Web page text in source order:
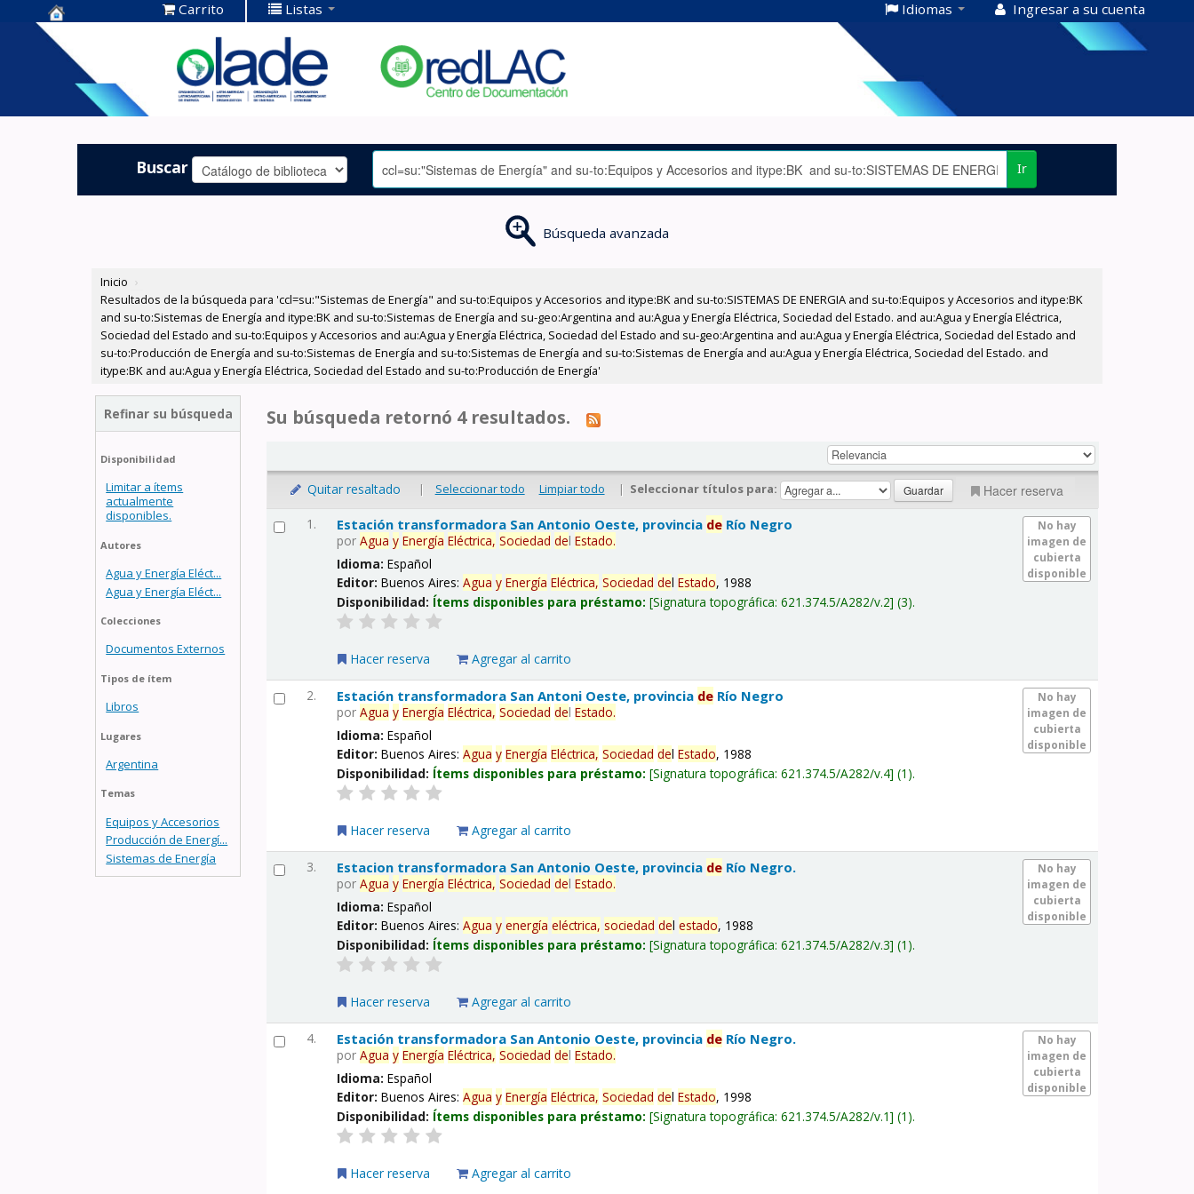
Centro de
Documentación
OLADE -
Carrito Listas Idiomas Ingresar a su cuenta
Buscar Ir
Búsqueda avanzada
Inicio ›
Resultados de la búsqueda para 'ccl=su:"Sistemas de Energía" and su-to:Equipos y Accesorios and itype:BK and su-to:SISTEMAS DE ENERGIA and su-to:Equipos y Accesorios and itype:BK
and su-to:Sistemas de Energía and itype:BK and su-to:Sistemas de Energía and su-geo:Argentina and au:Agua y Energía Eléctrica, Sociedad del Estado. and au:Agua y Energía Eléctrica,
Sociedad del Estado and su-to:Equipos y Accesorios and au:Agua y Energía Eléctrica, Sociedad del Estado and su-geo:Argentina and au:Agua y Energía Eléctrica, Sociedad del Estado and
su-to:Producción de Energía and su-to:Sistemas de Energía and su-to:Sistemas de Energía and su-to:Sistemas de Energía and au:Agua y Energía Eléctrica, Sociedad del Estado. and
itype:BK and au:Agua y Energía Eléctrica, Sociedad del Estado and su-to:Producción de Energía'
Refinar su búsqueda
Disponibilidad
Limitar a ítems
actualmente
disponibles.
Autores
Agua y Energía Eléct...
Agua y Energía Eléct...
Colecciones
Documentos Externos
Tipos de ítem
Libros
Lugares
Argentina
Temas
Equipos y Accesorios
Producción de Energí...
Sistemas de Energía
Su búsqueda retornó 4 resultados.
Quitar resaltado | Seleccionar todo Limpiar todo | Seleccionar títulos para: Hacer reserva
1.
No hay
imagen de
cubierta
disponible
Estación transformadora San Antonio Oeste, provincia de Río Negro
porAgua y Energía Eléctrica, Sociedad delEstado.
Idioma:Español
Editor:Buenos Aires:Agua y Energía Eléctrica, Sociedad delEstado, 1988
Disponibilidad: Ítems disponibles para préstamo: Signatura topográfica:621.374.5/A282/v.2 (3).
Hacer reserva Agregar al carrito
2.
No hay
imagen de
cubierta
disponible
Estación transformadora San Antoni Oeste, provincia de Río Negro
porAgua y Energía Eléctrica, Sociedad delEstado.
Idioma:Español
Editor:Buenos Aires:Agua y Energía Eléctrica, Sociedad delEstado, 1988
Disponibilidad: Ítems disponibles para préstamo: Signatura topográfica:621.374.5/A282/v.4 (1).
Hacer reserva Agregar al carrito
3.
No hay
imagen de
cubierta
disponible
Estacion transformadora San Antonio Oeste, provincia de Río Negro.
porAgua y Energía Eléctrica, Sociedad delEstado.
Idioma:Español
Editor:Buenos Aires:Agua y energía eléctrica, sociedad delestado, 1988
Disponibilidad: Ítems disponibles para préstamo: Signatura topográfica:621.374.5/A282/v.3 (1).
Hacer reserva Agregar al carrito
4.
No hay
imagen de
cubierta
disponible
Estación transformadora San Antonio Oeste, provincia de Río Negro.
porAgua y Energía Eléctrica, Sociedad delEstado.
Idioma:Español
Editor:Buenos Aires:Agua y Energía Eléctrica, Sociedad delEstado, 1998
Disponibilidad: Ítems disponibles para préstamo: Signatura topográfica:621.374.5/A282/v.1 (1).
Hacer reserva Agregar al carrito